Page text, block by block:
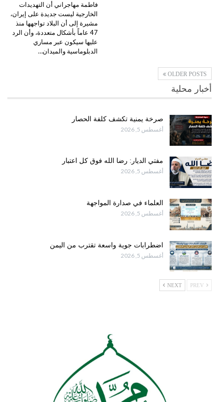
فاطمة مهاجراني أن التهديدات
الخارجية ليست جديدة على إيران،
مشيرة إلى أن البلاد تواجهها منذ
47 عاماً بأشكال متعددة، وأن الرد
عليها سيكون عبر مساري
الدبلوماسية والميدان…
OLDER POSTS
أخبار محلية
صرخة يمنية تكشف كلفة الحصار
أغسطس 5, 2026
مفتي الديار: رضا الله فوق كل اعتبار
أغسطس 5, 2026
العلماء في صدارة المواجهة
أغسطس 5, 2026
اضطرابات جوية واسعة تقترب من اليمن
أغسطس 5, 2026
NEXT